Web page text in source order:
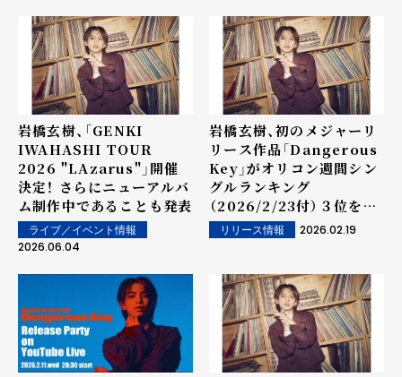
岩橋玄樹、「GENKI
IWAHASHI TOUR
2026 "LAzarus"」開催
決定！ さらにニューアルバ
ム制作中であることも発表
ライブ／イベント情報
2026.06.04
岩橋玄樹、初のメジャーリ
リース作品「Dangerous
Key」がオリコン週間シン
グルランキング
（2026/2/23付）３位を獲
得！リリース情報 2026.02.19